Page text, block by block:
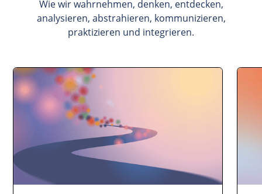
Wie wir wahrnehmen, denken, entdecken,
analysieren, abstrahieren, kommunizieren,
praktizieren und integrieren.